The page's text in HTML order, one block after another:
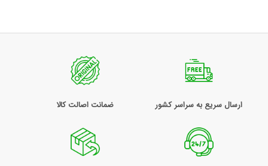
ارسال سریع به سراسر کشور ضمانت اصالت کالا